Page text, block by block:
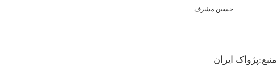
حسین مشرف
منبع:پژواک ایران